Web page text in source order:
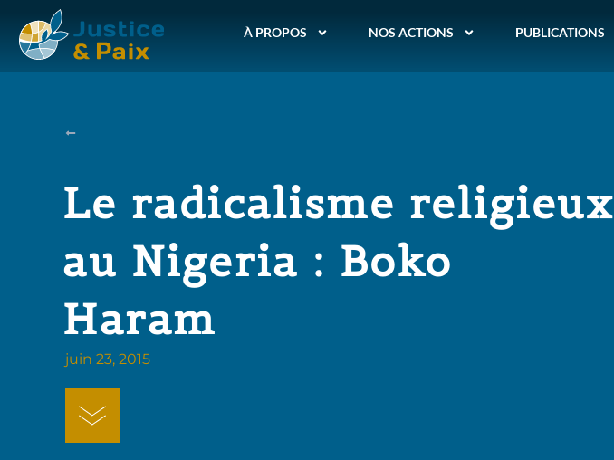
À PROPOS NOS ACTIONS PUBLICATIONS
Le radicalisme religieux
au Nigeria : Boko
Haram
juin 23, 2015